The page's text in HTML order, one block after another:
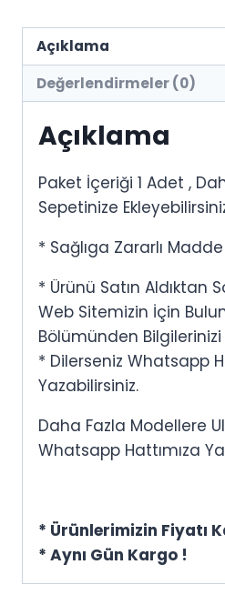
Açıklama
Değerlendirmeler (0)
Açıklama
Paket İçeriği 1 Adet ,
Sepetinize
* Sağlıga Zararlı
* Ürünü Satın Aldıktan
Web Sitemizin İçin
Bölümünden
* Dilerseniz Whatsapp
Yazabilirsiniz.
Daha Fazla Modellere
Whatsapp Hattımıza
* Ürünlerimizin Fiyatı
* Aynı Gün Kargo !